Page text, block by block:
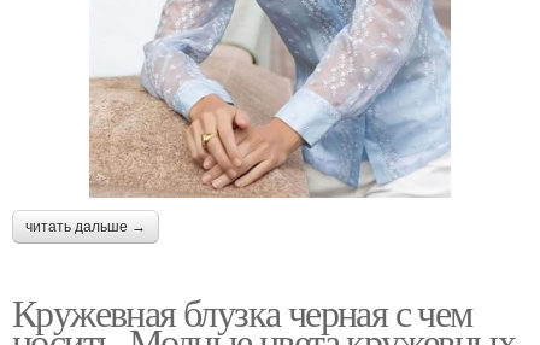
читать дальше →
Кружевная блузка черная с чем